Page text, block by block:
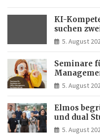
KI-
suchen
5. August
Seminare
passende
5. August
Elmos
und dual
Dortmund
5. August